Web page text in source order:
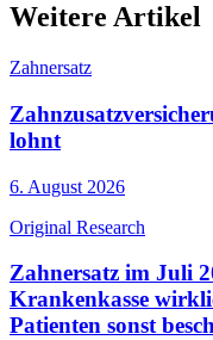
Weitere Artikel
Zahnersatz
lohnt
6. August 2026
Original Research
Zahnersatz im Juli
Krankenkasse
Patienten sonst